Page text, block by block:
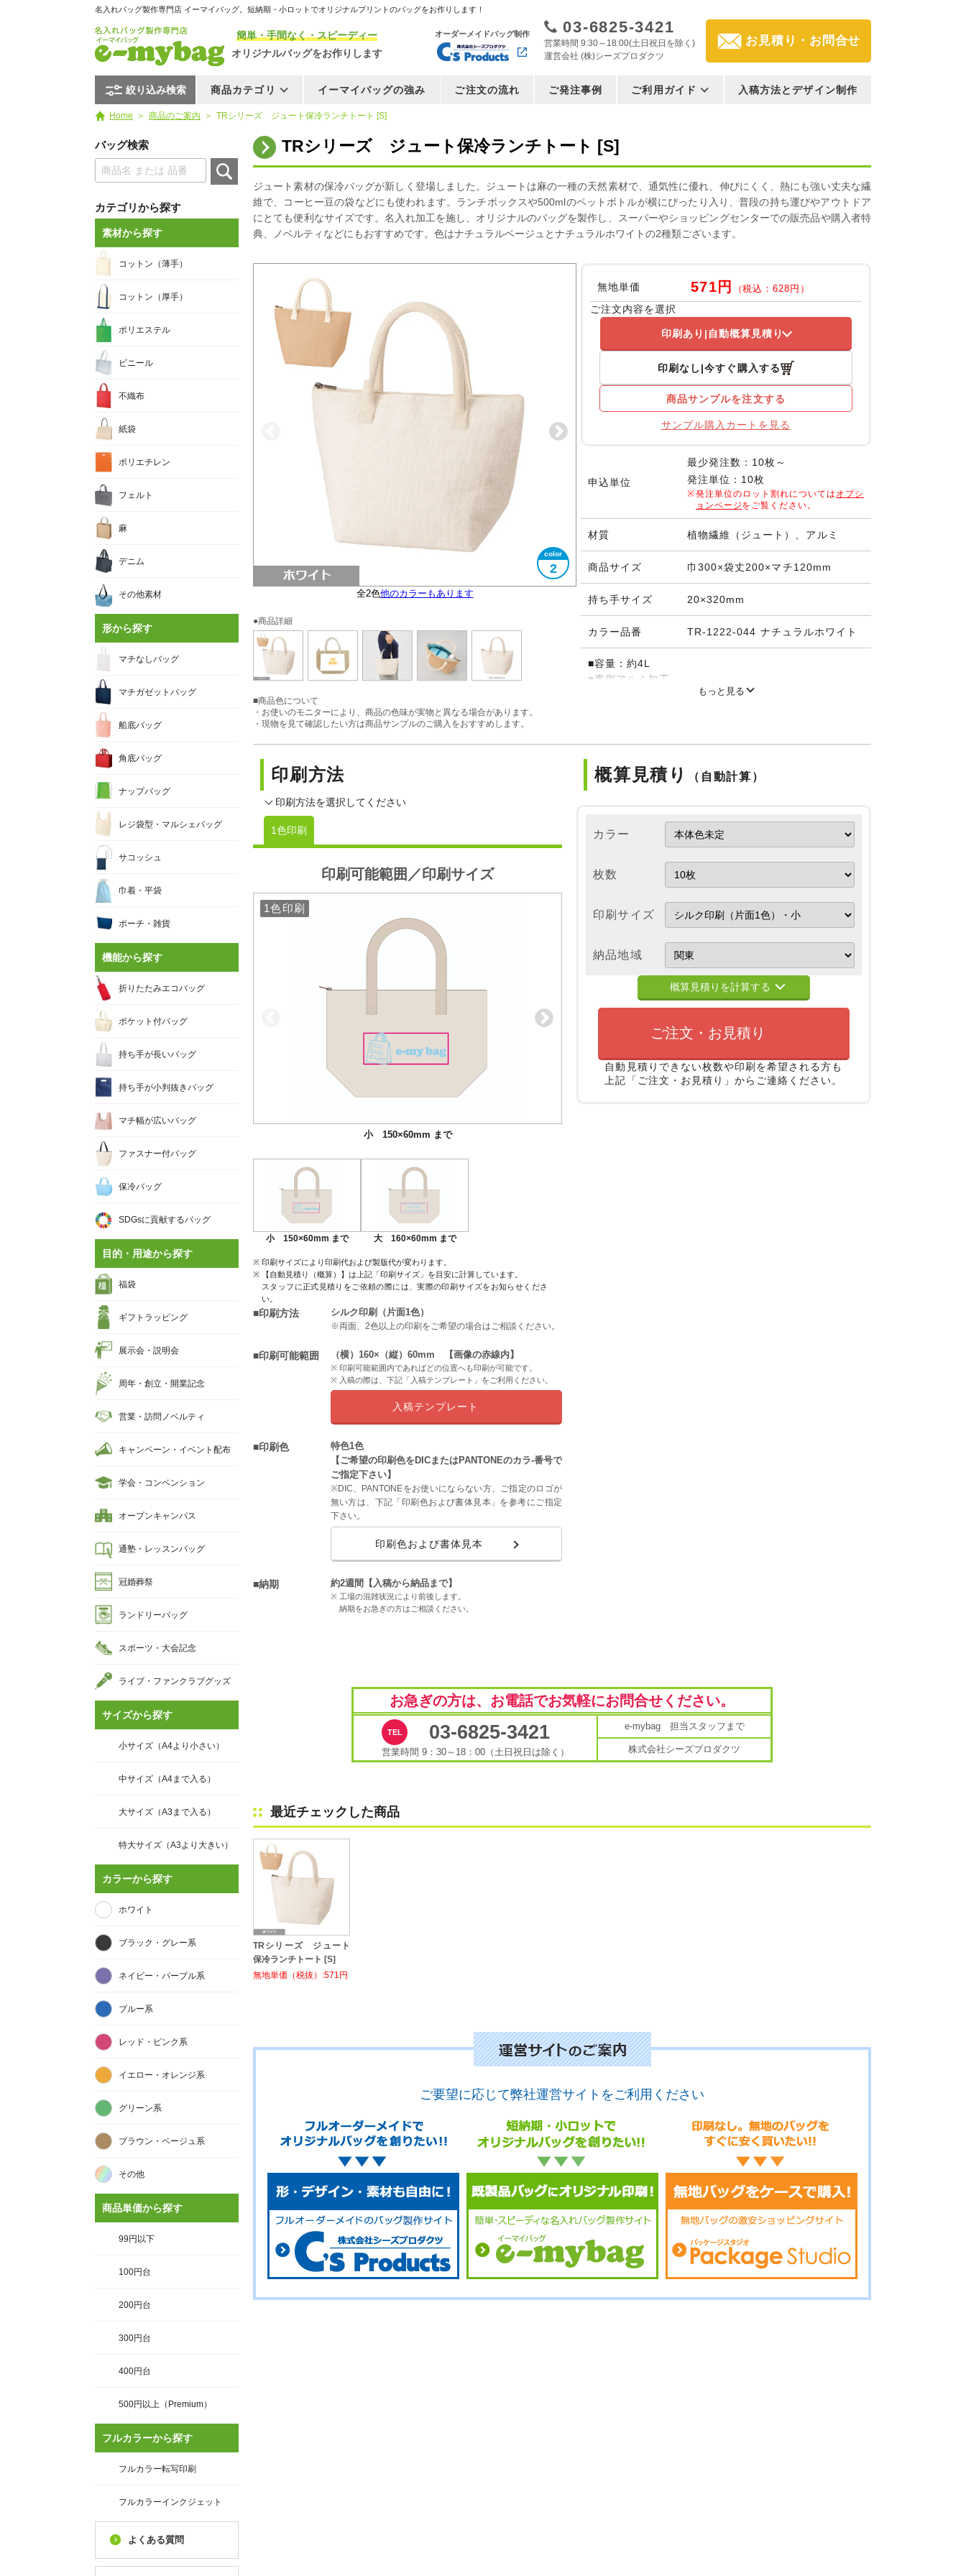
名入れバッグ製作専門店 イーマイバッグ。短納期・小ロットでオリジナルプリントのバッグをお作りします！
簡単・手間なく・スピーディー
オリジナルバッグをお作りします
オーダーメイドバッグ制作 03-6825-3421
営業時間 9:30～18:00(土日祝日を除く)
運営会社 (株)シーズプロダクツ
お見積り・お問合せ
商品カテゴリ イーマイバッグの強み ご注文の流れ ご発注事例 ご利用ガイド 入稿方法とデザイン制作
絞り込み検索
Home 商品のご案内 TRシリーズ ジュート保冷ランチトート [S]
TRシリーズ ジュート保冷ランチトート [S]
ジュート素材の保冷バッグが新しく登場しました。ジュートは麻の一種の天然素材で、通気性に優れ、伸びにくく、熱にも強い丈夫な繊
維で、コーヒー豆の袋などにも使われます。ランチボックスや500mlのペットボトルが横にぴったり入り、普段の持ち運びやアウトドア
にとても便利なサイズです。名入れ加工を施し、オリジナルのバッグを製作し、スーパーやショッピングセンターでの販売品や購入者特
典、ノベルティなどにもおすすめです。色はナチュラルベージュとナチュラルホワイトの2種類ございます。
全2色他のカラーもあります
2
A5サイズ対応
大きさイメージ
使用イメージ
●商品詳細
■商品色について
・お使いのモニターにより、商品の色味が実物と異なる場合があります。
・現物を見て確認したい方は商品サンプルのご購入をおすすめします。
無地単価 571円 （税込：628円）
ご注文内容を選択
印刷あり 自動概算見積り
印刷なし 今すぐ購入する
商品サンプルを注文する
サンプル購入カートを見る
申込単位
最少発注数：10枚～
発注単位：10枚
発注単位のロット割れについては オプシ
ョンページをご覧ください。
材質 植物繊維（ジュート）、アルミ
商品サイズ 巾300×袋丈200×マチ120mm
持ち手サイズ 20×320mm
カラー品番 TR-1222-044 ナチュラルホワイト
■容量：約4L
■裏側アルミ加工
※素材本来の風合いを生かした生地ですので、製品ごと
羽立ちが見られたりしますが、これは素材本来の風合い
※麻素材本来の匂いの他、製造工程で使用する紡績油な
が、気になる方はご注意くださいませ。
もっと見る
印刷方法
印刷方法を選択してください
1色印刷
印刷可能範囲／印刷サイズ
1色印刷
小 150×60mm まで
1色印刷
大 160×60mm まで
小 150×60mm まで 大 160×60mm まで
印刷サイズにより印刷代および製版代が変わります。
【自動見積り（概算）】は上記「印刷サイズ」を目安に計算しています。
スタッフに正式見積りをご依頼の際には、実際の印刷サイズをお知らせくださ
い。
■印刷方法 シルク印刷（片面1色）
※両面、2色以上の印刷をご希望の場合はご相談ください。
■印刷可能範囲 （横）160×（縦）60mm 【画像の赤線内】
印刷可能範囲内であればどの位置へも印刷が可能です。
入稿の際は、下記「入稿テンプレート」をご利用ください。
入稿テンプレート
■印刷色
特色1色
【ご希望の印刷色をDICまたはPANTONEのカラ-番号で
ご指定下さい】
※DIC、PANTONEをお使いにならない方、ご指定のロゴが
無い方は、下記「印刷色および書体見本」を参考にご指定
下さい。
印刷色および書体見本
■納期 約2週間【入稿から納品まで】
工場の混雑状況により前後します。
納期をお急ぎの方はご相談ください。
概算見積り （自動計算）
カラー
枚数
印刷サイズ
納品地域
概算見積りを計算する
ご注文・お見積り
自動見積りできない枚数や印刷を希望される方も
上記「ご注文・お見積り」からご連絡ください。
お急ぎの方は、お電話でお気軽にお問合せください。
03-6825-3421
営業時間 9：30～18：00（土日祝日は除く）
e-mybag 担当スタッフまで
株式会社シーズプロダクツ
最近チェックした商品
TRシリーズ ジュート
保冷ランチトート [S]
無地単価（税抜）:571円
ご要望に応じて弊社運営サイトをご利用ください
バッグ検索
カテゴリから探す
素材から探す
コットン（薄手）
コットン（厚手）
ポリエステル
ビニール
不織布
紙袋
ポリエチレン
フェルト
麻
デニム
その他素材
形から探す
マチなしバッグ
マチガゼットバッグ
船底バッグ
角底バッグ
ナップバッグ
レジ袋型・マルシェバッグ
サコッシュ
巾着・平袋
ポーチ・雑貨
機能から探す
折りたたみエコバッグ
ポケット付バッグ
持ち手が長いバッグ
持ち手が小判抜きバッグ
マチ幅が広いバッグ
ファスナー付バッグ
保冷バッグ
SDGsに貢献するバッグ
目的・用途から探す
福袋
ギフトラッピング
展示会・説明会
周年・創立・開業記念
営業・訪問ノベルティ
キャンペーン・イベント配布
学会・コンベンション
オープンキャンパス
通塾・レッスンバッグ
冠婚葬祭
ランドリーバッグ
スポーツ・大会記念
ライブ・ファンクラブグッズ
サイズから探す
小サイズ（A4より小さい）
中サイズ（A4まで入る）
大サイズ（A3まで入る）
特大サイズ（A3より大きい）
カラーから探す
ホワイト
ブラック・グレー系
ネイビー・パープル系
ブルー系
レッド・ピンク系
イエロー・オレンジ系
グリーン系
ブラウン・ベージュ系
その他
商品単価から探す
99円以下
100円台
200円台
300円台
400円台
500円以上（Premium）
フルカラーから探す
フルカラー転写印刷
フルカラーインクジェット
よくある質問